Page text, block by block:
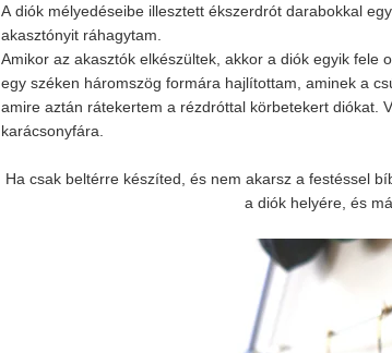
A diók mélyedéseibe illesztett ékszerdrót darabokkal
akasztónyit ráhagytam.
Amikor az akasztók elkészültek, akkor a diók egyik
egy széken háromszög formára hajlítottam, aminek a
amire aztán rátekertem a rézdróttal körbetekert diókat.
karácsonyfára.
Ha csak beltérre készíted, és nem akarsz a festéssel
a diók helyére, és